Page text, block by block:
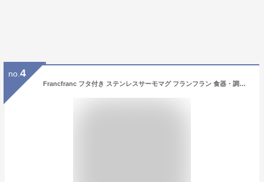
no. 4
Francfranc フタ付き ステンレスサーモマグ フランフラン 食器・調理器具・キッチン用品 グラス・マグカップ・タンブラー ホワイト